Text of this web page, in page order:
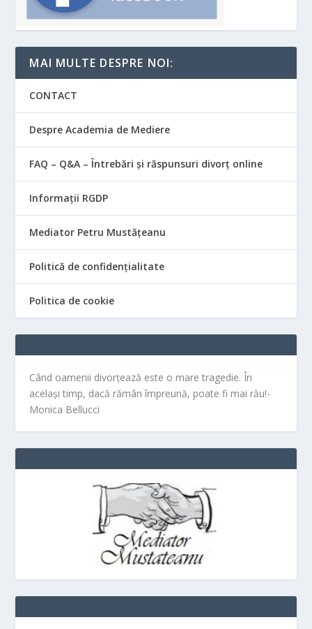
MAI MULTE DESPRE NOI:
CONTACT
Despre Academia de Mediere
FAQ – Q&A – Întrebări și răspunsuri divorț online
Informații RGDP
Mediator Petru Mustățeanu
Politică de confidențialitate
Politica de cookie
Când oamenii divorțează este o mare tragedie. În
același timp, dacă rămân împreună, poate fi mai rău!-
Monica Bellucci